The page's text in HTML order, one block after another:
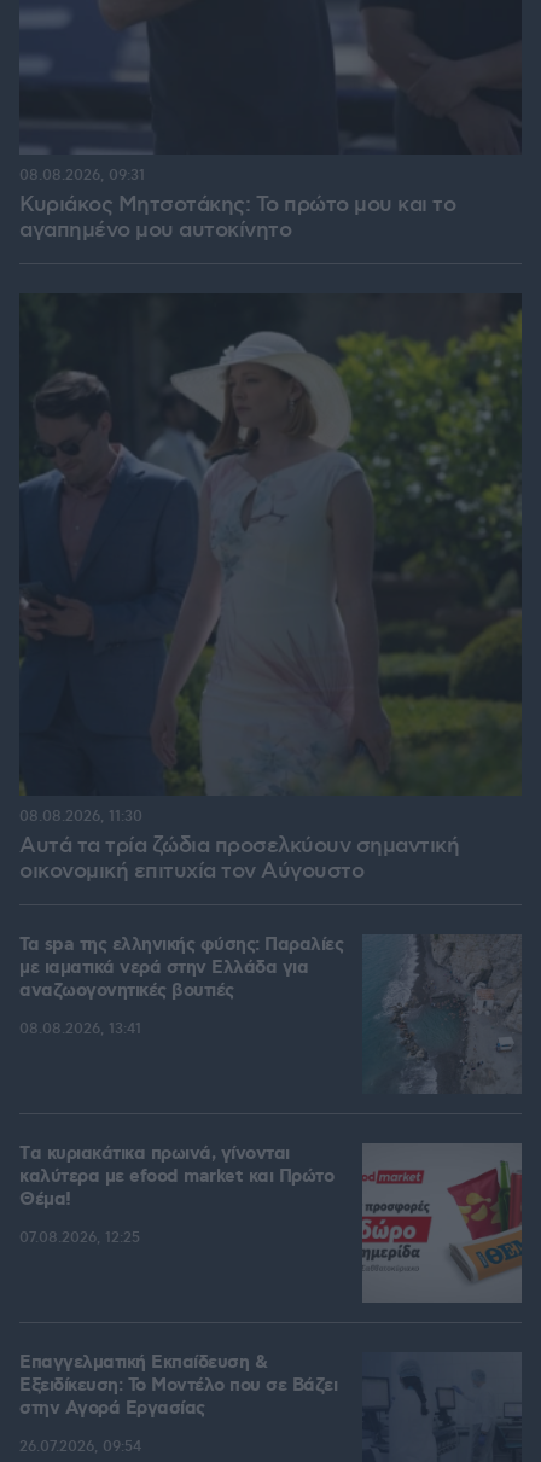
Κυριάκος Μητσοτάκης: Το πρώτο μου και το
αγαπημένο μου αυτοκίνητο
08.08.2026, 09:31
Αυτά τα τρία ζώδια προσελκύουν σημαντική
οικονομική επιτυχία τον Αύγουστο
08.08.2026, 11:30
Τα spa της ελληνικής φύσης: Παραλίες
με ιαματικά νερά στην Ελλάδα για
αναζωογονητικές βουτιές
08.08.2026, 13:41
Tα κυριακάτικα πρωινά, γίνονται
καλύτερα με efood market και Πρώτο
Θέμα!
07.08.2026, 12:25
Επαγγελματική Εκπαίδευση &
Εξειδίκευση: Το Mοντέλο που σε Bάζει
στην Aγορά Eργασίας
26.07.2026, 09:54